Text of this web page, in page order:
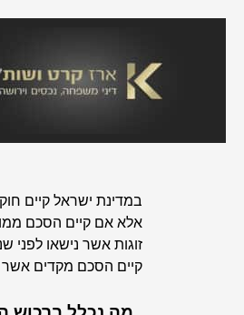
אלא אם קיים הסכם
קיים הסכם מקדים